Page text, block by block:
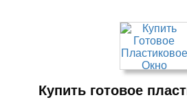
Купить готовое